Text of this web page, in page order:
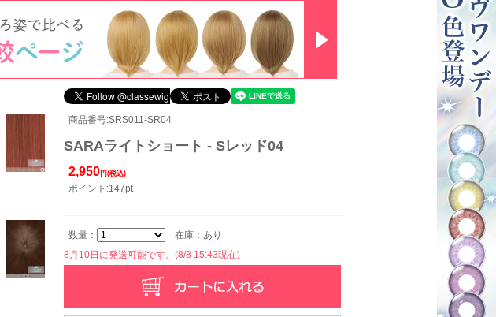
商品番号:SRS011-SR04
SARAライトショート - Sレッド04
2,950 円(税込)
ポイント:147pt
数量：
在庫：あり
8月10日に発送可能です。(8/8 15:43現在)